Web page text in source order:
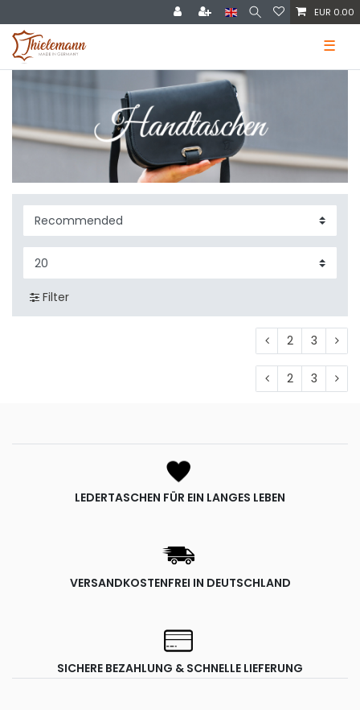
EUR 0.00
☰
Filter
2 3
2 3
LEDERTASCHEN FÜR EIN LANGES LEBEN
VERSANDKOSTENFREI IN DEUTSCHLAND
SICHERE BEZAHLUNG & SCHNELLE LIEFERUNG